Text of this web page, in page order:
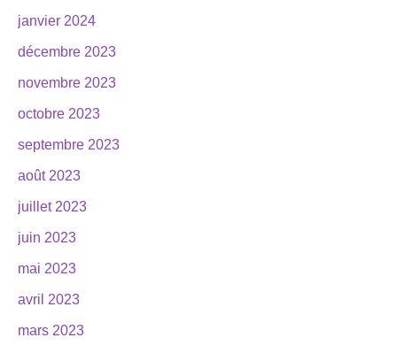
janvier 2024
décembre 2023
novembre 2023
octobre 2023
septembre 2023
août 2023
juillet 2023
juin 2023
mai 2023
avril 2023
mars 2023